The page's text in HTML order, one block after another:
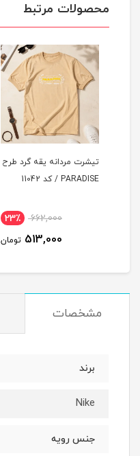
محصولات مرتبط
تیشرت مردانه یقه گرد طرح
PARADISE / کد 11042
662,000 23٪
513,000 تومان
مشخصات
برند
Nike
جنس رویه